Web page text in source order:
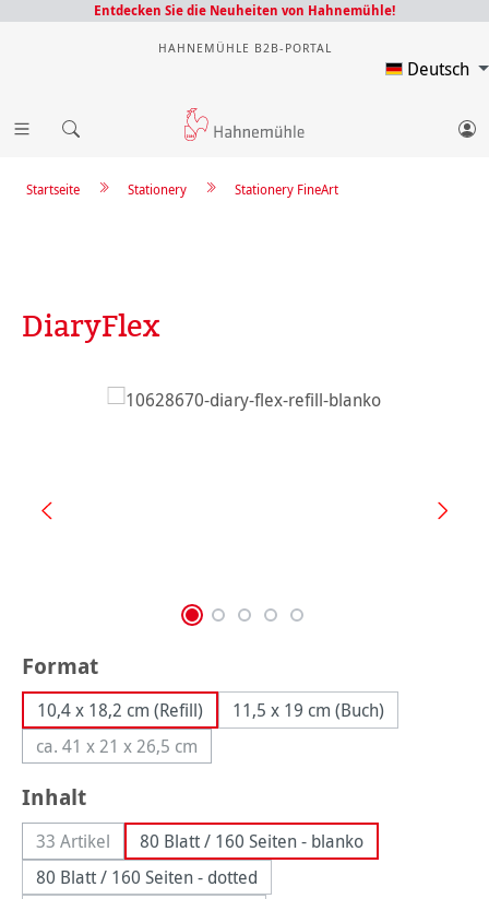
Entdecken Sie die Neuheiten von Hahnemühle!
HAHNEMÜHLE B2B-PORTAL
Deutsch
Stationery FineArt
Stationery
Startseite
DiaryFlex
Bildergalerie überspringen
Formatauswählen
10,4 x 18,2 cm (Refill)
11,5 x 19 cm (Buch)
ca. 41 x 21 x 26,5 cm(Diese Option ist zurzeit nicht verfügbar.)
Inhaltauswählen
33 Artikel(Diese Option ist zurzeit nicht verfügbar.)
80 Blatt / 160 Seiten - blanko
80 Blatt / 160 Seiten - dotted